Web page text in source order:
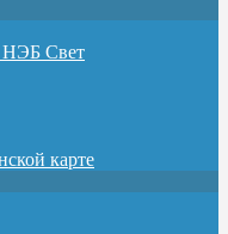
НЭБ Свет
карте